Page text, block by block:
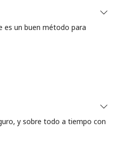
es un buen método para
y sobre todo a tiempo con